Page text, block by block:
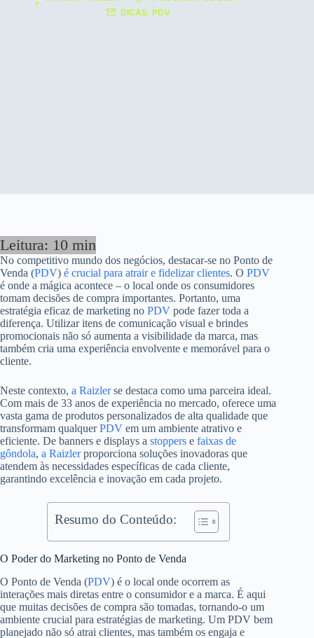
DICAS, PDV
No competitivo mundo dos negócios, destacar-se no Ponto de
Venda (PDV) é crucial para atrair e fidelizar clientes. O PDV
é onde a mágica acontece – o local onde os consumidores
tomam decisões de compra importantes. Portanto, uma
estratégia eficaz de marketing no PDV pode fazer toda a
diferença. Utilizar itens de comunicação visual e brindes
promocionais não só aumenta a visibilidade da marca, mas
também cria uma experiência envolvente e memorável para o
cliente.
Neste contexto, a Raizlerse destaca como uma parceira ideal.
Com mais de 33 anos de experiência no mercado, oferece uma
vasta gama de produtos personalizados de alta qualidade que
transformam qualquerPDV em um ambiente atrativo e
eficiente. De banners e displays a stoppers e faixas de
gôndola, a Raizlerproporciona soluções inovadoras que
atendem às necessidades específicas de cada cliente,
garantindo excelência e inovação em cada projeto.
Resumo do Conteúdo:
O Poder do Marketing no Ponto de Venda
O Ponto de Venda (PDV) é o local onde ocorrem as
interações mais diretas entre o consumidor e a marca. É aqui
que muitas decisões de compra são tomadas, tornando-o um
ambiente crucial para estratégias de marketing. Um PDV bem
planejado não só atrai clientes, mas também os engaja e